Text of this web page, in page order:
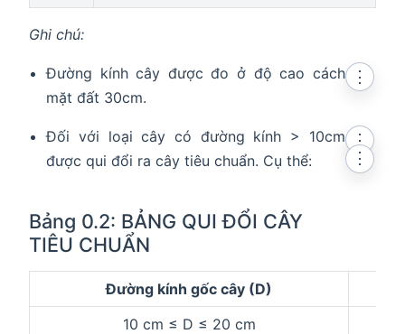
Ghi chú:
Đường kính cây được đo ở độ cao cách
mặt đất 30cm.
⋮
Đối với loại cây có đường kính > 10cm
được qui đổi ra cây tiêu chuẩn. Cụ thể:
⋮
Bảng 0.2: BẢNG QUI ĐỔI CÂY
TIÊU CHUẨN
⋮
Đường kính gốc cây (D)
10 cm ≤ D ≤ 20 cm